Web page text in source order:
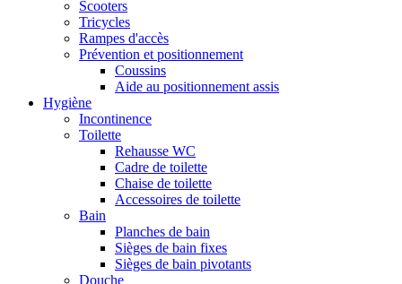
Scooters
Tricycles
Rampes d'accès
Prévention et positionnement
Coussins
Aide au positionnement assis
Hygiène
Incontinence
Toilette
Rehausse WC
Cadre de toilette
Chaise de toilette
Accessoires de toilette
Bain
Planches de bain
Sièges de bain fixes
Sièges de bain pivotants
Douche